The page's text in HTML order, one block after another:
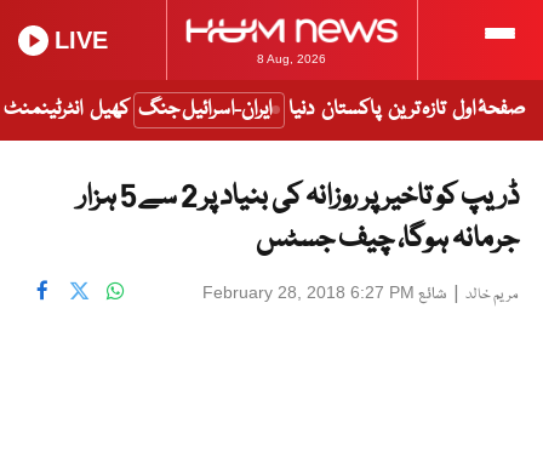
8 Aug, 2026
LIVE
صفحۂ اول تازہ ترین پاکستان دنیا ایران-اسرائیل جنگ کھیل انٹرٹینمنٹ
ڈریپ کو تاخیر پر روزانہ کی بنیاد پر 2 سے 5 ہزار
جرمانہ ہوگا، چیف جسٹس
مریم خالد | شائع February 28, 2018 6:27 PM